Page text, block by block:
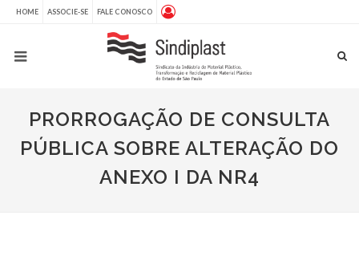
HOME ASSOCIE-SE FALE CONOSCO
PRORROGAÇÃO DE CONSULTA
PÚBLICA SOBRE ALTERAÇÃO DO
ANEXO I DA NR4